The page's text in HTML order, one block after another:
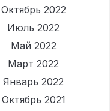
Октябрь 2022
Июль 2022
Май 2022
Март 2022
Январь 2022
Октябрь 2021